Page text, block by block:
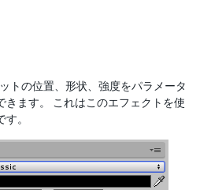
トの位置、形状、強度をパラメータ
きます。 これはこのエフェクトを使
。